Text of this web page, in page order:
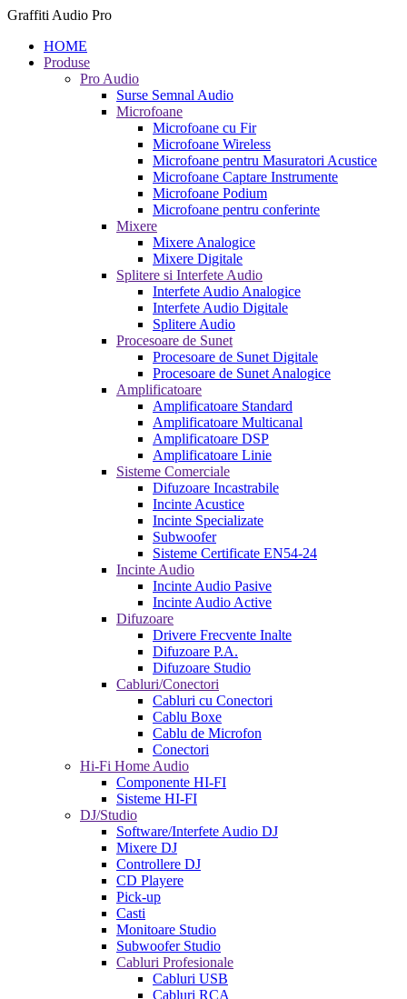
Graffiti Audio Pro
HOME
Produse
Pro Audio
Surse Semnal Audio
Microfoane
Microfoane cu Fir
Microfoane Wireless
Microfoane pentru Masuratori Acustice
Microfoane Captare Instrumente
Microfoane Podium
Microfoane pentru conferinte
Mixere
Mixere Analogice
Mixere Digitale
Splitere si Interfete Audio
Interfete Audio Analogice
Interfete Audio Digitale
Splitere Audio
Procesoare de Sunet
Procesoare de Sunet Digitale
Procesoare de Sunet Analogice
Amplificatoare
Amplificatoare Standard
Amplificatoare Multicanal
Amplificatoare DSP
Amplificatoare Linie
Sisteme Comerciale
Difuzoare Incastrabile
Incinte Acustice
Incinte Specializate
Subwoofer
Sisteme Certificate EN54-24
Incinte Audio
Incinte Audio Pasive
Incinte Audio Active
Difuzoare
Drivere Frecvente Inalte
Difuzoare P.A.
Difuzoare Studio
Cabluri/Conectori
Cabluri cu Conectori
Cablu Boxe
Cablu de Microfon
Conectori
Hi-Fi Home Audio
Componente HI-FI
Sisteme HI-FI
DJ/Studio
Software/Interfete Audio DJ
Mixere DJ
Controllere DJ
CD Playere
Pick-up
Casti
Monitoare Studio
Subwoofer Studio
Cabluri Profesionale
Cabluri USB
Cabluri RCA